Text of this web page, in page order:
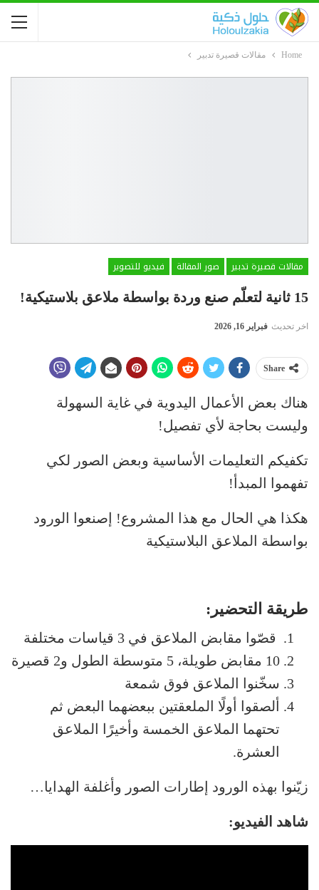
Home مقالات قصيرة تدبير
مقالات قصيرة تدبير صور المقالة
فيديو للتصوير
15 ثانية لتعلّم صنع وردة بواسطة ملاعق بلاستيكية!
اخر تحديث فبراير 16, 2026
Share
هناك بعض الأعمال اليدوية في غاية السهولة
وليست بحاجة لأي تفصيل!
تكفيكم التعليمات الأساسية وبعض الصور لكي
تفهموا المبدأ!
هكذا هي الحال مع هذا المشروع! إصنعوا الورود
بواسطة الملاعق البلاستيكية
طريقة التحضير:
قصّوا مقابض الملاعق في 3 قياسات مختلفة
10 مقابض طويلة، 5 متوسطة الطول و2 قصيرة
سخّنوا الملاعق فوق شمعة
ألصقوا أولًا الملعقتين ببعضهما البعض ثم
تحتهما الملاعق الخمسة وأخيرًا الملاعق
العشرة.
زيّنوا بهذه الورود إطارات الصور وأغلفة الهدايا…
شاهد الفيديو: